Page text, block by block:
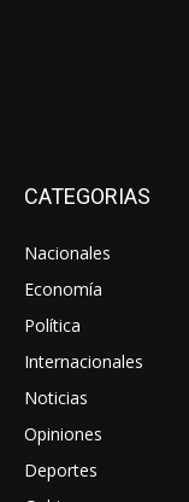
CATEGORIAS
Nacionales
Economía
Política
Internacionales
Noticias
Opiniones
Deportes